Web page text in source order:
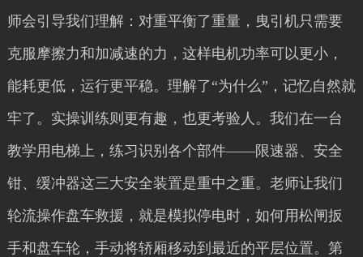
师会引导我们理解：对重平衡了重量，曳引机只需要
克服摩擦力和加减速的力，这样电机功率可以更小，
能耗更低，运行更平稳。理解了“为什么”，记忆自然就
牢了。实操训练则更有趣，也更考验人。我们在一台
教学用电梯上，练习识别各个部件——限速器、安全
钳、缓冲器这三大安全装置是重中之重。老师让我们
轮流操作盘车救援，就是模拟停电时，如何用松闸扳
手和盘车轮，手动将轿厢移动到最近的平层位置。第